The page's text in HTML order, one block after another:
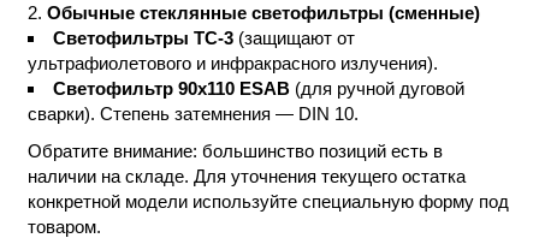
Обычные стеклянные светофильтры (сменные)
Светофильтры ТС-3 (защищают от
ультрафиолетового и инфракрасного излучения).
Светофильтр 90х110 ESAB (для ручной дуговой
сварки). Степень затемнения — DIN 10.
Обратите внимание: большинство позиций есть в
наличии на складе. Для уточнения текущего остатка
конкретной модели используйте специальную форму под
товаром.